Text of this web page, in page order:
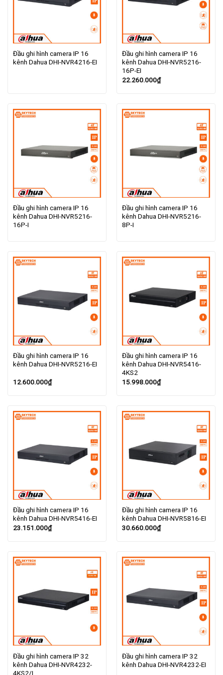
Đầu ghi hình camera IP 16
kênh Dahua DHI-NVR4216-EI
Đầu ghi hình camera IP 16
kênh Dahua DHI-NVR5216-
16P-EI
22.260.000₫
Đầu ghi hình camera IP 16
kênh Dahua DHI-NVR5216-
16P-I
Đầu ghi hình camera IP 16
kênh Dahua DHI-NVR5216-
8P-I
Đầu ghi hình camera IP 16
kênh Dahua DHI-NVR5216-EI
12.600.000₫
Đầu ghi hình camera IP 16
kênh Dahua DHI-NVR5416-
4KS2
15.998.000₫
Đầu ghi hình camera IP 16
kênh Dahua DHI-NVR5416-EI
23.151.000₫
Đầu ghi hình camera IP 16
kênh Dahua DHI-NVR5816-EI
30.660.000₫
Đầu ghi hình camera IP 32
kênh Dahua DHI-NVR4232-
4KS2/L
Đầu ghi hình camera IP 32
kênh Dahua DHI-NVR4232-EI